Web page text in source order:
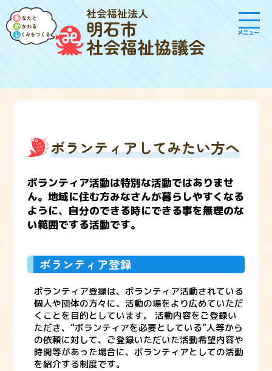
社会福祉法人
明石市
社会福祉協議会
メニュー
ボランティアしてみたい方へ
ボランティア活動は特別な活動ではありませ
ん。地域に住む方みなさんが暮らしやすくなる
ように、自分のできる時にできる事を無理のな
い範囲でする活動です。
ボランティア登録
ボランティア登録は、ボランティア活動されている
個人や団体の方々に、活動の場をより広めていただ
くことを目的としています。 活動内容をご登録い
ただき、“ボランティアを必要としている”人等から
の依頼に対して、ご登録いただいた活動希望内容や
時間等があった場合に、ボランティアとしての活動
を紹介する制度です。